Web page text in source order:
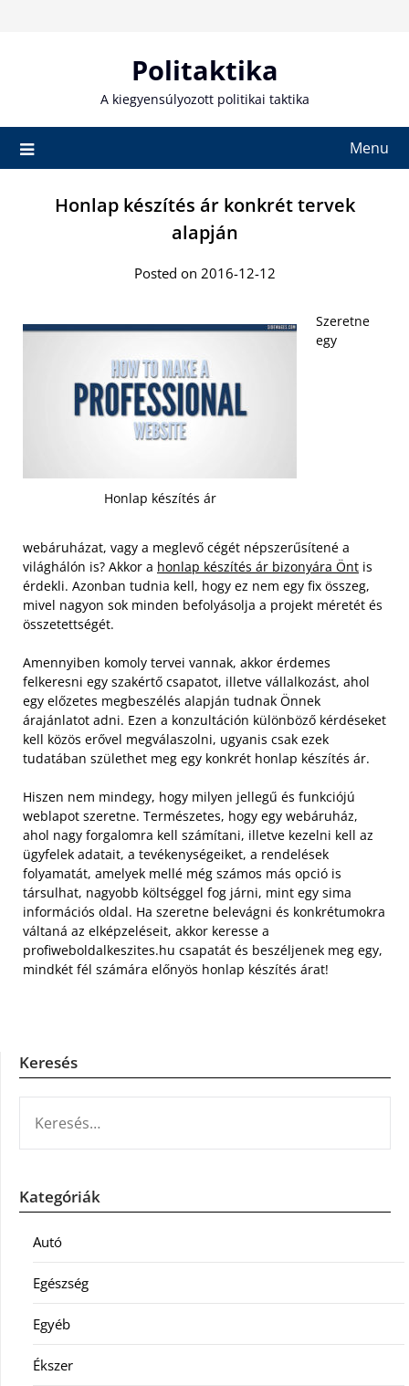
Politaktika
A kiegyensúlyozott politikai taktika
Menu
Honlap készítés ár konkrét tervek
alapján
Posted on 2016-12-12
Honlap készítés ár
Szeretne
egy
webáruházat, vagy a meglevő cégét népszerűsítené a
világhálón is? Akkor a honlap készítés ár bizonyára Önt is
érdekli. Azonban tudnia kell, hogy ez nem egy fix összeg,
mivel nagyon sok minden befolyásolja a projekt méretét és
összetettségét.
Amennyiben komoly tervei vannak, akkor érdemes
felkeresni egy szakértő csapatot, illetve vállalkozást, ahol
egy előzetes megbeszélés alapján tudnak Önnek
árajánlatot adni. Ezen a konzultáción különböző kérdéseket
kell közös erővel megválaszolni, ugyanis csak ezek
tudatában születhet meg egy konkrét honlap készítés ár.
Hiszen nem mindegy, hogy milyen jellegű és funkciójú
weblapot szeretne. Természetes, hogy egy webáruház,
ahol nagy forgalomra kell számítani, illetve kezelni kell az
ügyfelek adatait, a tevékenységeiket, a rendelések
folyamatát, amelyek mellé még számos más opció is
társulhat, nagyobb költséggel fog járni, mint egy sima
információs oldal. Ha szeretne belevágni és konkrétumokra
váltaná az elképzeléseit, akkor keresse a
profiweboldalkeszites.hu csapatát és beszéljenek meg egy,
mindkét fél számára előnyös honlap készítés árat!
Keresés
Kategóriák
Autó
Egészség
Egyéb
Ékszer